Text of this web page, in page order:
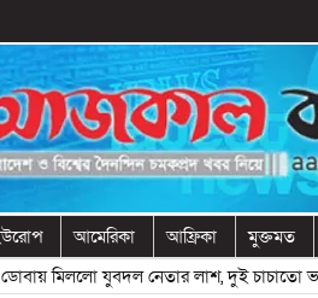
আমেরিকা আফ্রিকা মুক্তমত
মিললো যুবদল নেতার লাশ, দুই চাচাতো ভাই